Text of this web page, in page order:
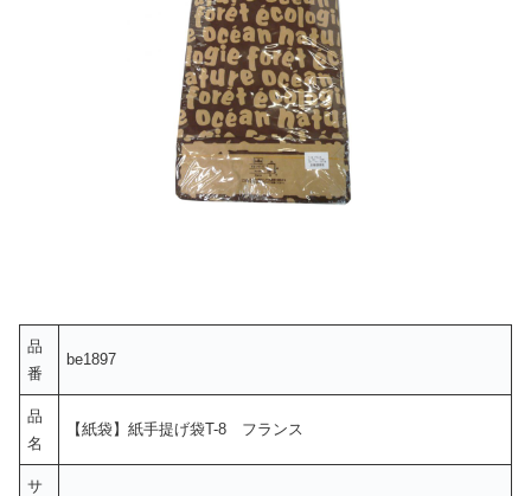
品
番
be1897
品
名
【紙袋】紙手提げ袋T-8 フランス
サ